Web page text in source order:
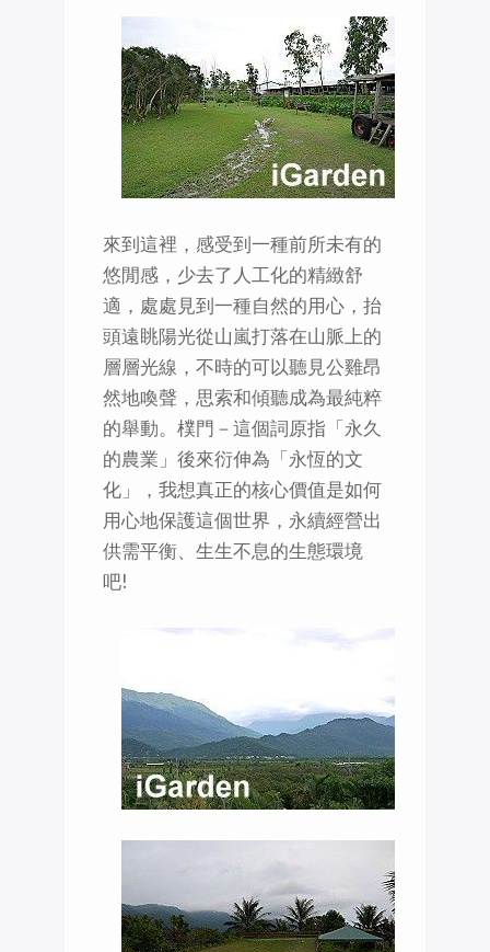
來到這裡，感受到一種前所未有的
悠閒感，少去了人工化的精緻舒
適，處處見到一種自然的用心，抬
頭遠眺陽光從山嵐打落在山脈上的
層層光線，不時的可以聽見公雞昂
然地喚聲，思索和傾聽成為最純粹
的舉動。樸門－這個詞原指「永久
的農業」後來衍伸為「永恆的文
化」，我想真正的核心價值是如何
用心地保護這個世界，永續經營出
供需平衡、生生不息的生態環境
吧!